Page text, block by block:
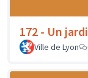
172 - Un
Ville de Lyon